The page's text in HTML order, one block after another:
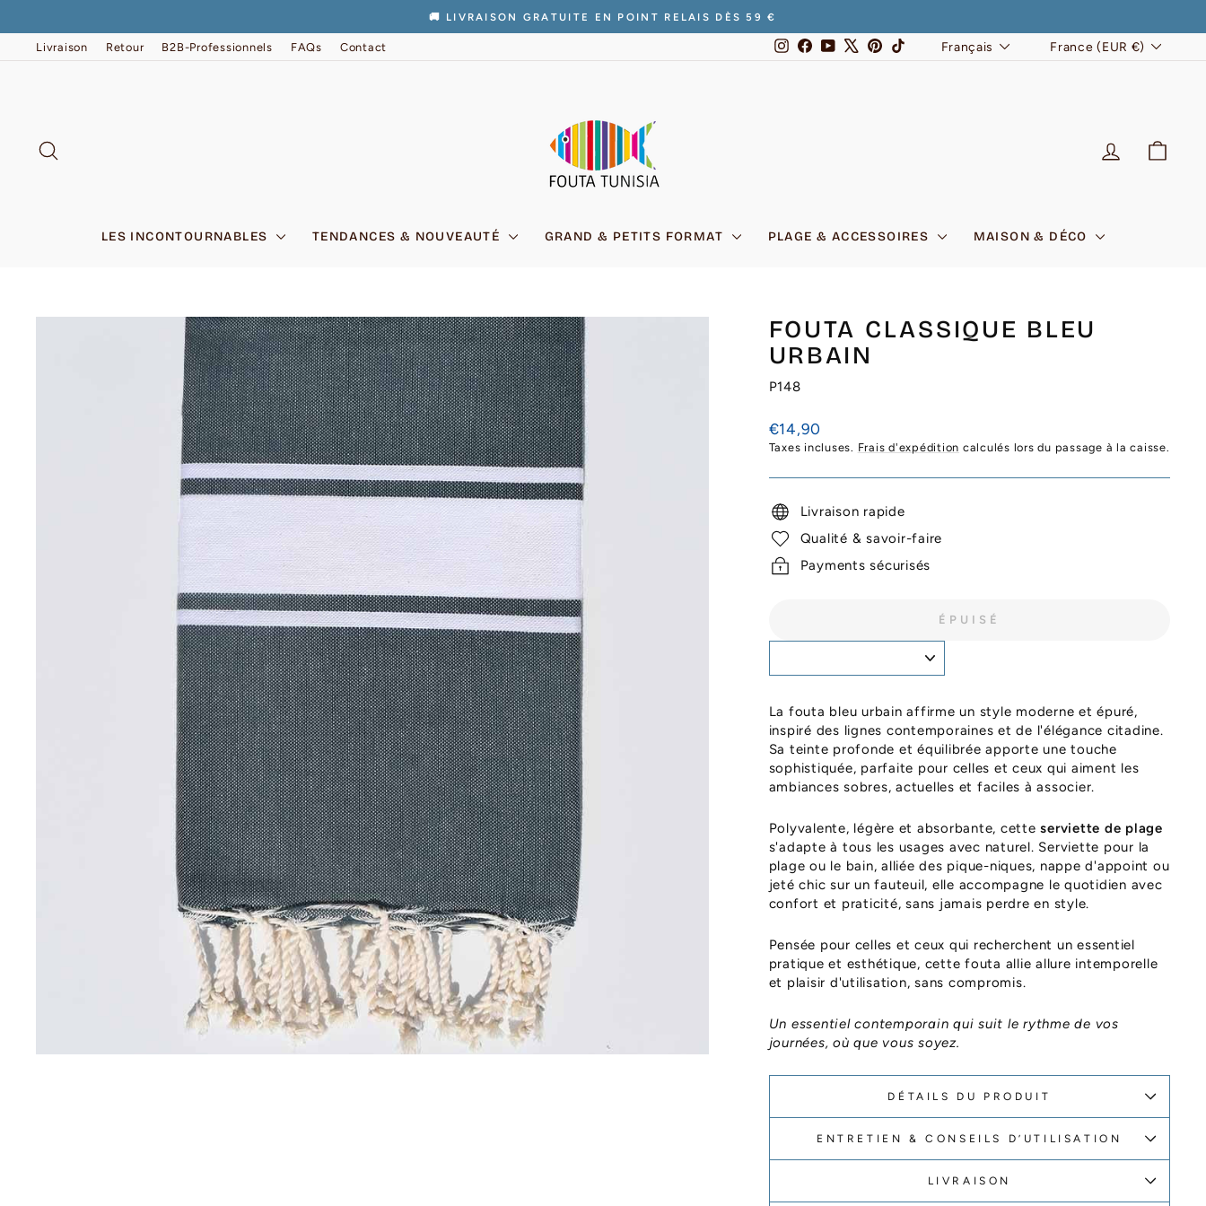
contenu
Diaporama
🚚 LIVRAISON GRATUITE EN POINT RELAIS DÈS 59 €
Livraison Retour B2B-Professionnels FAQs Contact Instagram
FacebookYouTubePinterest
TikTok LANGUE
Français DEVISE
France (EUR €)
SE
LES INCONTOURNABLES TENDANCES & NOUVEAUTÉ GRAND & PETITS FORMAT PLAGE & ACCESSOIRES MAISON & DÉCO
FOUTA CLASSIQUE BLEU
URBAIN
P148
Prix
régulier
€14,90
Taxes incluses. Frais d'expédition calculés lors du passage à la caisse.
Livraison rapide
Qualité & savoir-faire
Payments sécurisés
ÉPUISÉ
La fouta bleu urbain affirme un style moderne et épuré,
inspiré des lignes contemporaines et de l'élégance citadine.
Sa teinte profonde et équilibrée apporte une touche
sophistiquée, parfaite pour celles et ceux qui aiment les
ambiances sobres, actuelles et faciles à associer.
Polyvalente, légère et absorbante, cetteserviette de plage
s'adapte à tous les usages avec naturel. Serviette pour la
plage ou le bain, alliée des pique-niques, nappe d'appoint ou
jeté chic sur un fauteuil, elle accompagne le quotidien avec
confort et praticité, sans jamais perdre en style.
Pensée pour celles et ceux qui recherchent un essentiel
pratique et esthétique, cette fouta allie allure intemporelle
et plaisir d'utilisation, sans compromis.
Un essentiel contemporain qui suit le rythme de vos
journées, où que vous soyez.
DÉTAILS DU PRODUIT
ENTRETIEN & CONSEILS D’UTILISATION
LIVRAISON